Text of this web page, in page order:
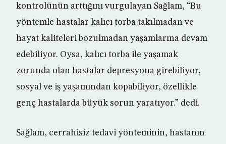
kontrolünün arttığını vurgulayan Sağlam, “Bu
yöntemle hastalar kalıcı torba takılmadan ve
hayat kaliteleri bozulmadan yaşamlarına devam
edebiliyor. Oysa, kalıcı torba ile yaşamak
zorunda olan hastalar depresyona girebiliyor,
sosyal ve iş yaşamından kopabiliyor, özellikle
genç hastalarda büyük sorun yaratıyor.” dedi.
Sağlam, cerrahisiz tedavi yönteminin, hastanın